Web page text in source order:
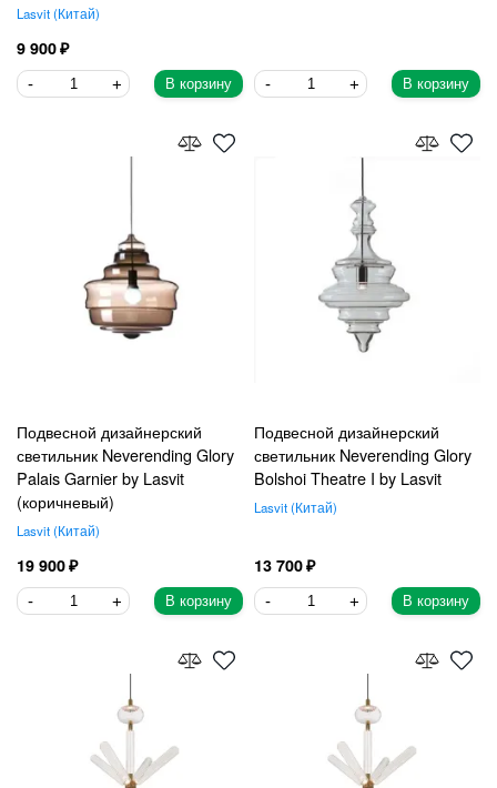
Lasvit Китай
9 900
В корзину В корзину
Подвесной дизайнерский
светильник Neverending Glory
Palais Garnier by Lasvit
(коричневый)
Lasvit Китай
19 900
В корзину
Подвесной дизайнерский
светильник Neverending Glory
Bolshoi Theatre I by Lasvit
Lasvit Китай
13 700
В корзину